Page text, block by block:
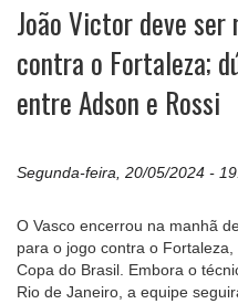
João Victor deve
contra o Fortaleza;
entre Adson e Rossi
Segunda-feira, 20/05/2024 -
O Vasco encerrou na manhã
para o jogo contra o
Copa do Brasil. Embora o
Rio de Janeiro, a equipe